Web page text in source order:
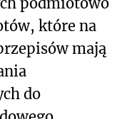
które na
mają
do